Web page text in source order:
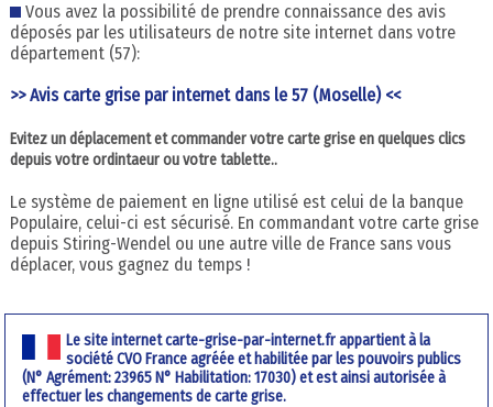
Vous avez la possibilité de prendre connaissance des avis
déposés par les utilisateurs de notre site internet dans votre
département (57):
>> Avis carte grise par internet dans le 57 (Moselle) <<
Evitez un déplacement et commander votre carte grise en quelques clics
depuis votre ordintaeur ou votre tablette..
Le système de paiement en ligne utilisé est celui de la banque
Populaire, celui-ci est sécurisé. En commandant votre carte grise
depuis Stiring-Wendel ou une autre ville de France sans vous
déplacer, vous gagnez du temps !
Le site internet carte-grise-par-internet.fr appartient à la
société CVO France agréée et habilitée par les pouvoirs publics
(N° Agrément: 23965 N° Habilitation: 17030) et est ainsi autorisée à
effectuer les changements de carte grise.